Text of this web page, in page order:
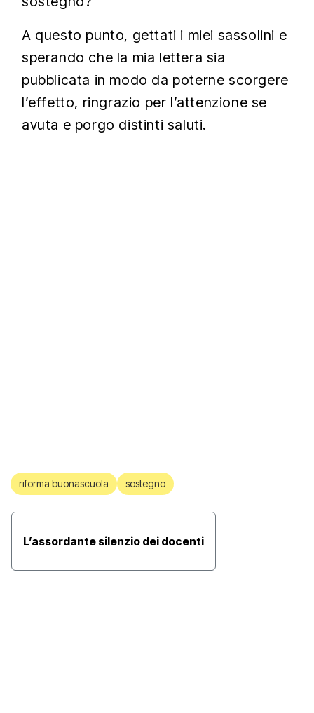
A questo punto, gettati i miei sassolini e
sperando che la mia lettera sia
pubblicata in modo da poterne scorgere
l’effetto, ringrazio per l’attenzione se
avuta e porgo distinti saluti.
riforma buonascuola sostegno
L’assordante silenzio dei docenti